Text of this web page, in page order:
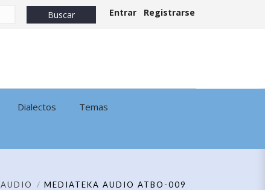
Entrar Registrarse
Dialectos Temas
AUDIO MEDIATEKA AUDIO ATBO-009